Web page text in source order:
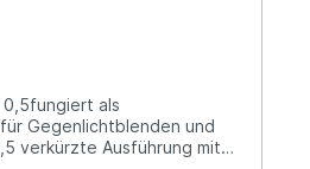
als
Gegenlichtblenden und
verkürzte Ausführung mit